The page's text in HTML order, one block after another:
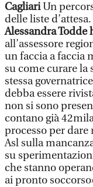
CagliariUn
delle liste
Alessandra Todde
all’assessore
un faccia a faccia
su come curare la
stessa
debba essere
non si sono
contano già
processo per dare
Asl sulla
su
che stanno
ai pronto